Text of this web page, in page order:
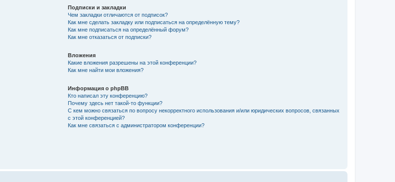
Подписки и закладки
Чем закладки отличаются от подписок?
Как мне сделать закладку или подписаться на определённую тему?
Как мне подписаться на определённый форум?
Как мне отказаться от подписки?
Вложения
Какие вложения разрешены на этой конференции?
Как мне найти мои вложения?
Информация о phpBB
Кто написал эту конференцию?
Почему здесь нет такой-то функции?
С кем можно связаться по вопросу некорректного использования и/или юридических вопросов, связанных
с этой конференцией?
Как мне связаться с администратором конференции?